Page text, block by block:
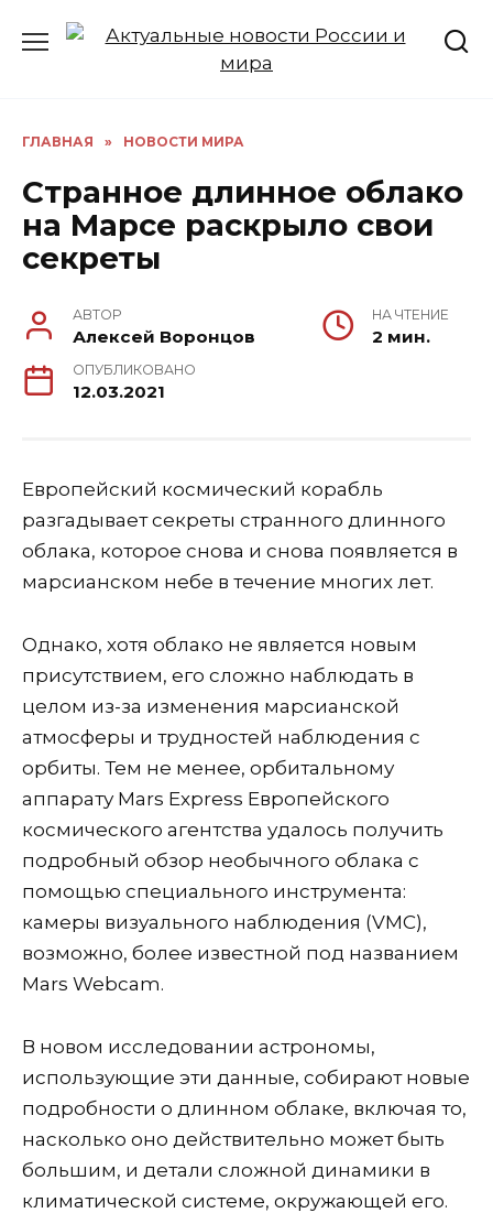
ГЛАВНАЯ » НОВОСТИ МИРА
Странное длинное облако
на Марсе раскрыло свои
секреты
АВТОР
Алексей Воронцов
НА ЧТЕНИЕ
2 мин.
ОПУБЛИКОВАНО
12.03.2021
Европейский космический корабль
разгадывает секреты странного длинного
облака, которое снова и снова появляется в
марсианском небе в течение многих лет.
Однако, хотя облако не является новым
присутствием, его сложно наблюдать в
целом из-за изменения марсианской
атмосферы и трудностей наблюдения с
орбиты. Тем не менее, орбитальному
аппарату Mars Express Европейского
космического агентства удалось получить
подробный обзор необычного облака с
помощью специального инструмента:
камеры визуального наблюдения (VMC),
возможно, более известной под названием
Mars Webcam.
В новом исследовании астрономы,
использующие эти данные, собирают новые
подробности о длинном облаке, включая то,
насколько оно действительно может быть
большим, и детали сложной динамики в
климатической системе, окружающей его.